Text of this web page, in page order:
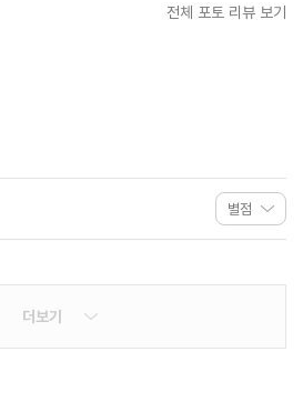
전체 포토 리뷰 보기
더보기